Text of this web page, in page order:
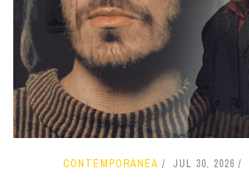
CONTEMPORÁNEA JUL 30, 2026